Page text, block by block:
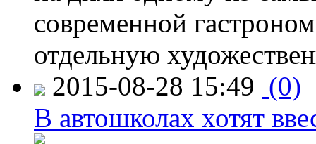
современной
отдельную
2015-08-28 15:49 (0)
В автошколах хотят